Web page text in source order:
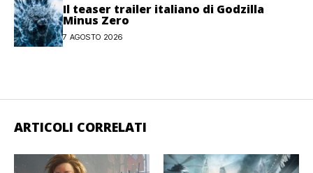
Il teaser trailer italiano di Godzilla
Minus Zero
7 AGOSTO 2026
ARTICOLI CORRELATI